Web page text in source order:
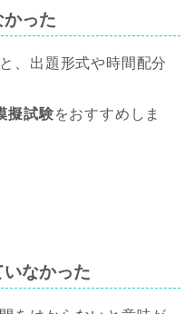
った
、出題形式や時間配分
擬試験をおすすめしま
なかった